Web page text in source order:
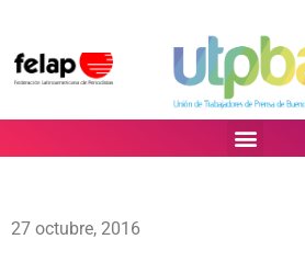
27 octubre, 2016